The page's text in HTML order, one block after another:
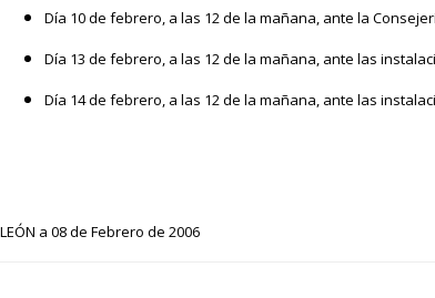
Día 10 de febrero, a las 12 de la mañana, ante la
Día 13 de febrero, a las 12 de la mañana, ante las
Día 14 de febrero, a las 12 de la mañana, ante las
LEÓN a 08 de Febrero de 2006